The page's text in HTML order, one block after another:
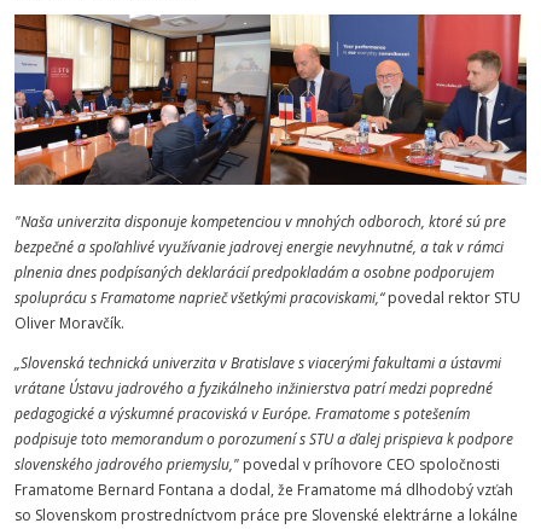
"Naša univerzita disponuje kompetenciou v mnohých odboroch, ktoré sú pre
bezpečné a spoľahlivé využívanie jadrovej energie nevyhnutné, a tak v rámci
plnenia dnes podpísaných deklarácií predpokladám a osobne podporujem
spoluprácu s Framatome naprieč všetkými pracoviskami,“povedal rektor STU
Oliver Moravčík.
„Slovenská technická univerzita v Bratislave s viacerými fakultami a ústavmi
vrátane Ústavu jadrového a fyzikálneho inžinierstva patrí medzi popredné
pedagogické a výskumné pracoviská v Európe. Framatome s potešením
podpisuje toto memorandum o porozumení s STU a ďalej prispieva k podpore
slovenského jadrového priemyslu," povedal v príhovore CEO spoločnosti
Framatome Bernard Fontana a dodal, že Framatome má dlhodobý vzťah
so Slovenskom prostredníctvom práce pre Slovenské elektrárne a lokálne